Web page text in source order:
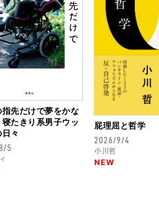
2024.6.3
共同親権法が成立【
2024.5.20
加害と依存【逃げ
指先だけで夢をかな
たきり系男子ウッ
々
5
屁理屈と哲学
2026/9/4
小川哲
NEW